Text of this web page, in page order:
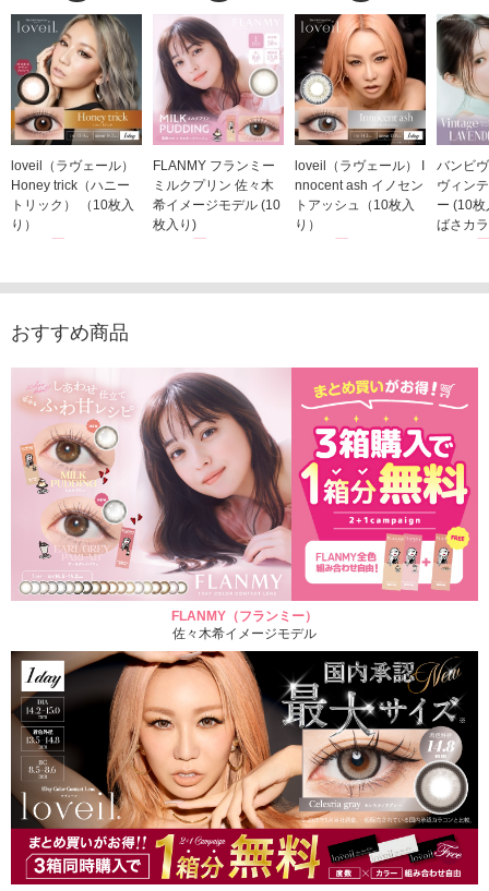
loveil（ラヴェール）
Honey trick（ハニー
トリック） （10枚入
り）
1,760円
FLANMY フランミー
ミルクプリン 佐々木
希イメージモデル (10
枚入り)
1,815円
loveil（ラヴェール） I
nnocent ash イノセン
トアッシュ（10枚入
り）
1,760円
バンビ
ヴィン
ー (10
ばさカ
1,848
おすすめ商品
FLANMY（フランミー）
佐々木希イメージモデル